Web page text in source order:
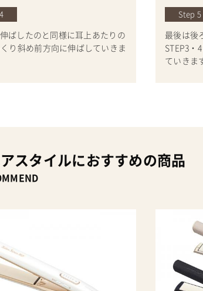
伸ばしたのと同様に耳上あたりの
り斜め前方向に伸ばしていきま
Step 5
最後は後
STEP3・
ていきま
スタイルにおすすめの商品